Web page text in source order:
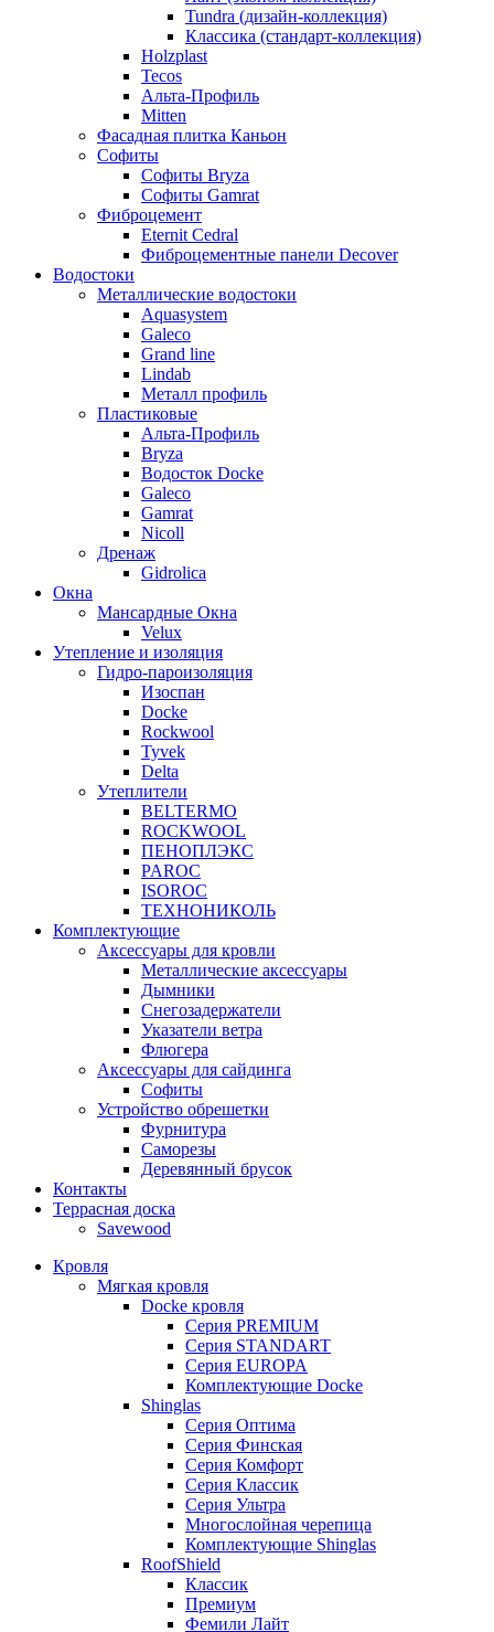
Tundra (дизайн-коллекция)
Классика (стандарт-коллекция)
Holzplast
Tecos
Альта-Профиль
Mitten
Фасадная плитка Каньон
Софиты
Софиты Bryza
Софиты Gamrat
Фиброцемент
Eternit Cedral
Фиброцементные панели Decover
Водостоки
Металлические водостоки
Aquasystem
Galeco
Grand line
Lindab
Металл профиль
Пластиковые
Альта-Профиль
Bryza
Водосток Docke
Galeco
Gamrat
Nicoll
Дренаж
Gidrolica
Окна
Мансардные Окна
Velux
Утепление и изоляция
Гидро-пароизоляция
Изоспан
Docke
Rockwool
Tyvek
Delta
Утеплители
BELTERMO
ROCKWOOL
ПЕНОПЛЭКС
PAROC
ISOROC
ТЕХНОНИКОЛЬ
Комплектующие
Аксессуары для кровли
Металлические аксессуары
Дымники
Снегозадержатели
Указатели ветра
Флюгера
Аксессуары для сайдинга
Софиты
Устройство обрешетки
Фурнитура
Саморезы
Деревянный брусок
Контакты
Террасная доска
Savewood
Кровля
Мягкая кровля
Docke кровля
Серия PREMIUM
Серия STANDART
Серия EUROPA
Комплектующие Docke
Shinglas
Серия Оптима
Серия Финская
Серия Комфорт
Серия Классик
Серия Ультра
Многослойная черепица
Комплектующие Shinglas
RoofShield
Классик
Премиум
Фемили Лайт